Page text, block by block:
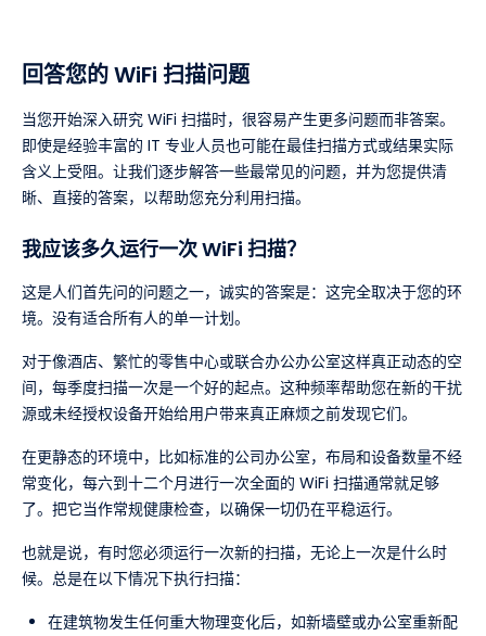
回答您的 WiFi 扫描问题
当您开始深入研究 WiFi 扫描时，很容易产生更多问题而非答案。
即使是经验丰富的 IT 专业人员也可能在最佳扫描方式或结果实际
含义上受阻。让我们逐步解答一些最常见的问题，并为您提供清
晰、直接的答案，以帮助您充分利用扫描。
我应该多久运行一次 WiFi 扫描？
这是人们首先问的问题之一，诚实的答案是：这完全取决于您的环
境。没有适合所有人的单一计划。
对于像酒店、繁忙的零售中心或联合办公办公室这样真正动态的空
间，每季度扫描一次是一个好的起点。这种频率帮助您在新的干扰
源或未经授权设备开始给用户带来真正麻烦之前发现它们。
在更静态的环境中，比如标准的公司办公室，布局和设备数量不经
常变化，每六到十二个月进行一次全面的 WiFi 扫描通常就足够
了。把它当作常规健康检查，以确保一切仍在平稳运行。
也就是说，有时您必须运行一次新的扫描，无论上一次是什么时
候。总是在以下情况下执行扫描：
在建筑物发生任何重大物理变化后，如新墙壁或办公室重新配